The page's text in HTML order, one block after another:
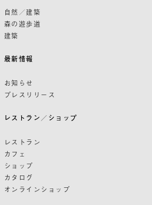
自然／建築
森の遊歩道
建築
最新情報
お知らせ
プレスリリース
レストラン／ショップ
レストラン
カフェ
ショップ
カタログ
オンラインショップ